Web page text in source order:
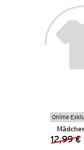
Online
12,99 €